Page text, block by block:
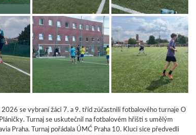
se vybraní žáci 7. a 9. tříd zúčastnili fotbalového turnaje O
Turnaj se uskutečnil na fotbalovém hřišti s umělým
Praha. Turnaj pořádala ÚMĆ Praha 10. Kluci sice předvedli